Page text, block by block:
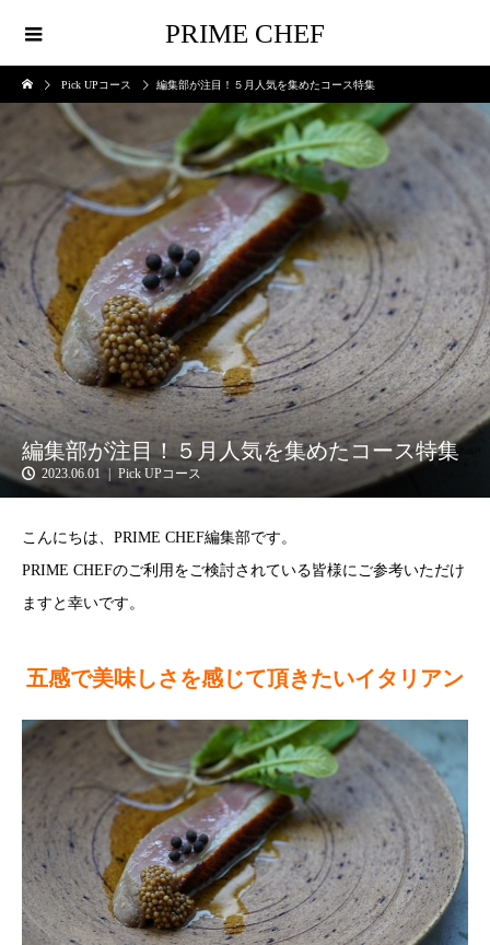
PRIME CHEF
Pick UPコース 編集部が注目！５月人気を集めたコース特集
編集部が注目！５月人気を集めたコース特集
2023.06.01 Pick UPコース
こんにちは、PRIME CHEF編集部です。
PRIME CHEFのご利用をご検討されている皆様にご参考いただけ
ますと幸いです。
五感で美味しさを感じて頂きたいイタリアン